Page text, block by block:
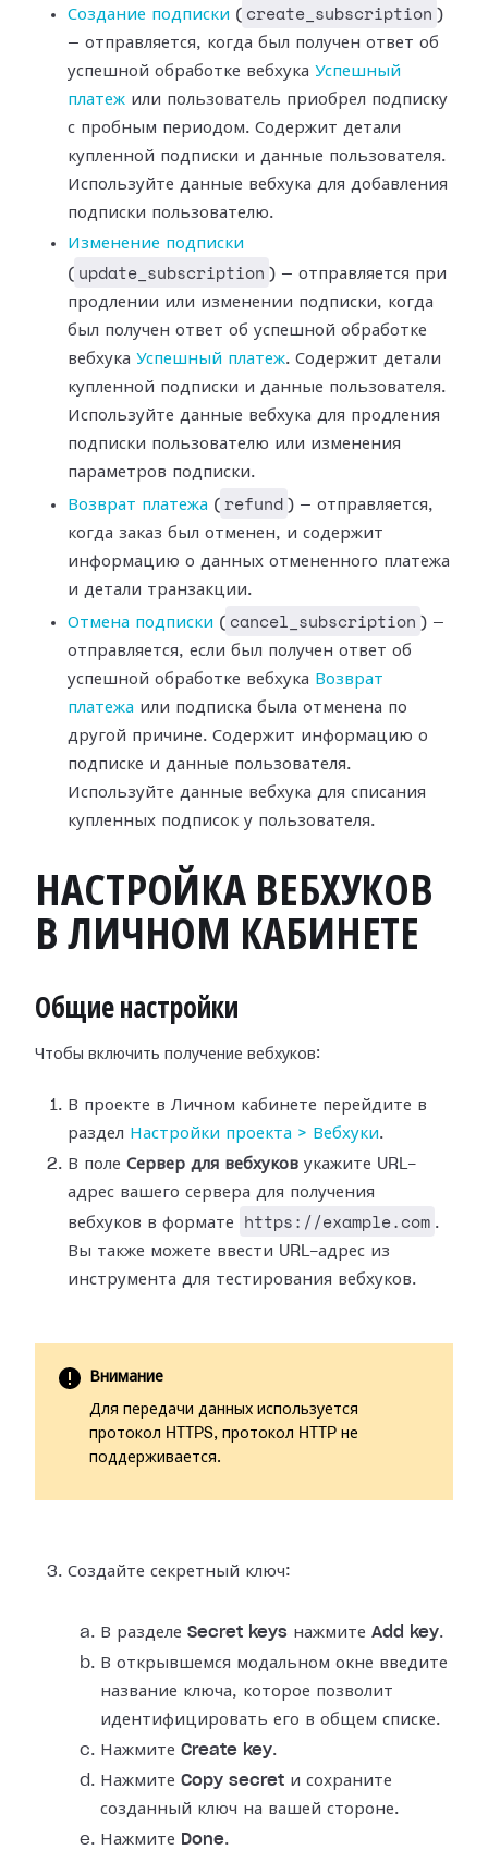
Создание подписки ( create_subscription )
— отправляется, когда был получен ответ об
успешной обработке вебхука Успешный
платеж или пользователь приобрел подписку
с пробным периодом. Содержит детали
купленной подписки и данные пользователя.
Используйте данные вебхука для добавления
подписки пользователю.
Изменение подписки
( update_subscription ) — отправляется при
продлении или изменении подписки, когда
был получен ответ об успешной обработке
вебхука Успешный платеж. Содержит детали
купленной подписки и данные пользователя.
Используйте данные вебхука для продления
подписки пользователю или изменения
параметров подписки.
Возврат платежа ( refund ) — отправляется,
когда заказ был отменен, и содержит
информацию о данных отмененного платежа
и детали транзакции.
Отмена подписки ( cancel_subscription ) —
отправляется, если был получен ответ об
успешной обработке вебхука Возврат
платежа или подписка была отменена по
другой причине. Содержит информацию о
подписке и данные пользователя.
Используйте данные вебхука для списания
купленных подписок у пользователя.
НАСТРОЙКА ВЕБХУКОВ
В ЛИЧНОМ КАБИНЕТЕ
Общие настройки
Чтобы включить получение вебхуков:
В проекте в Личном кабинете перейдите в
раздел Настройки проекта > Вебхуки.
В поле Сервер для вебхуков укажите URL-
адрес вашего сервера для получения
вебхуков в формате
https://example.com .
Вы также можете ввести URL-адрес из
инструмента для тестирования вебхуков.
Внимание
Для передачи данных используется
протокол HTTPS, протокол HTTP не
поддерживается.
Создайте секретный ключ:
В разделе Secret keys нажмите Add key.
В открывшемся модальном окне введите
название ключа, которое позволит
идентифицировать его в общем списке.
Нажмите Create key.
Нажмите Copy secret и сохраните
созданный ключ на вашей стороне.
Нажмите Done.